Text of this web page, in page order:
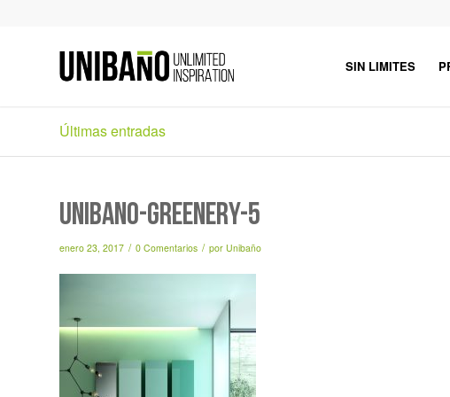
SIN LIMITES
Últimas entradas
unibaño-greenery-5
enero 23, 2017 / 0 Comentarios / por Unibaño